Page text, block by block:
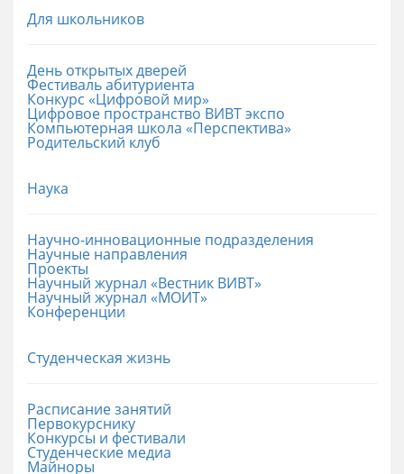
Для школьников
День открытых дверей
Фестиваль абитуриента
Конкурс «Цифровой мир»
Цифровое пространство ВИВТ экспо
Компьютерная школа «Перспектива»
Родительский клуб
Наука
Научно-инновационные подразделения
Научные направления
Проекты
Научный журнал «Вестник ВИВТ»
Научный журнал «МОИТ»
Конференции
Студенческая жизнь
Расписание занятий
Первокурснику
Конкурсы и фестивали
Студенческие медиа
Майноры